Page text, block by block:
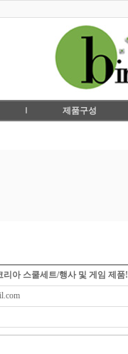
제품구성
리아 스쿨세트/행사 및 게임 제품!